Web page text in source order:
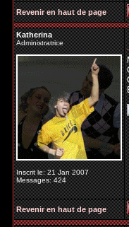
Revenir en haut de page
Katherina
Administratrice
Inscrit le: 21 Jan 2007
Messages: 424
Revenir en haut de page